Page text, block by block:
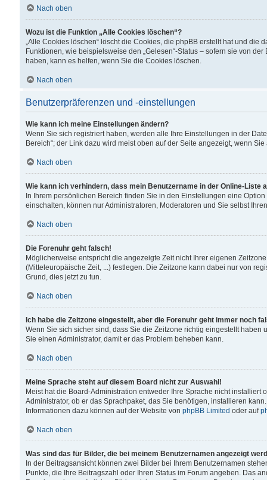
Nach oben
Wozu ist die Funktion „Alle Cookies löschen“?
„Alle Cookies löschen“ löscht die Cookies, die phpBB erstellt hat und
Funktionen, wie beispielsweise den „Gelesen“-Status – sofern sie von
haben, kann es helfen, wenn Sie die Cookies löschen.
Nach oben
Benutzerpräferenzen und -einstellungen
Wie kann ich meine Einstellungen ändern?
Wenn Sie sich registriert haben, werden alle Ihre Einstellungen in der
Bereich“; der Link dazu wird meist oben auf der Seite angezeigt, wenn
Nach oben
Wie kann ich verhindern, dass mein Benutzername in der Online-Liste
In Ihrem persönlichen Bereich finden Sie in den Einstellungen eine
einschalten, können nur Administratoren, Moderatoren und Sie selbst
Nach oben
Die Forenuhr geht falsch!
Möglicherweise entspricht die angezeigte Zeit nicht Ihrer eigenen
(Mitteleuropäische Zeit, ...) festlegen. Die Zeitzone kann dabei nur von
Grund, dies jetzt zu tun.
Nach oben
Ich habe die Zeitzone eingestellt, aber die Forenuhr geht immer noch
Wenn Sie sich sicher sind, dass Sie die Zeitzone richtig eingestellt
Sie einen Administrator, damit er das Problem beheben kann.
Nach oben
Meine Sprache steht auf diesem Board nicht zur Auswahl!
Meist hat die Board-Administration entweder Ihre Sprache nicht
Administrator, ob er das Sprachpaket, das Sie benötigen, installieren
Informationen dazu können auf der Website von phpBB Limited oder auf
Nach oben
Was sind das für Bilder, die bei meinem Benutzernamen angezeigt
In der Beitragsansicht können zwei Bilder bei Ihrem Benutzernamen
Punkte, die Ihre Beitragszahl oder Ihren Status im Forum angeben. Das